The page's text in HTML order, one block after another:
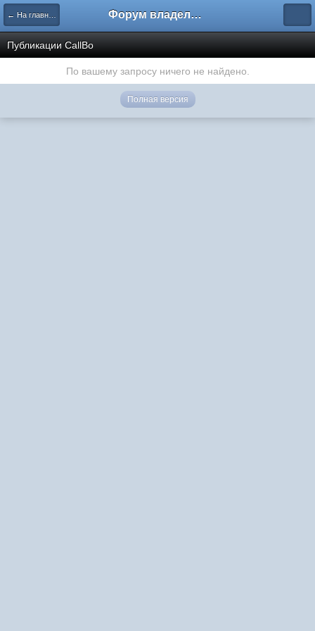
← На главную Форум владельцев интернет-магазинов
Публикации CallBo
По вашему запросу ничего не найдено.
Полная версия